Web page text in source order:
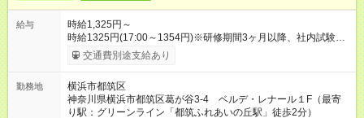
給与
時給1,325円～
時給1325円(17:00～1354円)※研修期間3ヶ月以降、社内試験に
よる更新判定あり 社内試験合格後、時給＋50～100円の昇給あ
り （大学生は＋20円） 試用期間あり：入社日から3ヶ月間／本
間の長さ：3ヶ月 雇用形態、給与は本採用時と同じです。
交通費別途支給あり
勤務地
横浜市都筑区
神奈川県横浜市都筑区葛が谷3-4 ベルデ・レナール１F（最寄
り駅：グリーンライン「都筑ふれあいの丘駅」徒歩2分）